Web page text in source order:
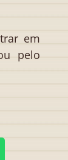
em
pelo